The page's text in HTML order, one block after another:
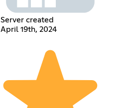
Server created
April 19th, 2024